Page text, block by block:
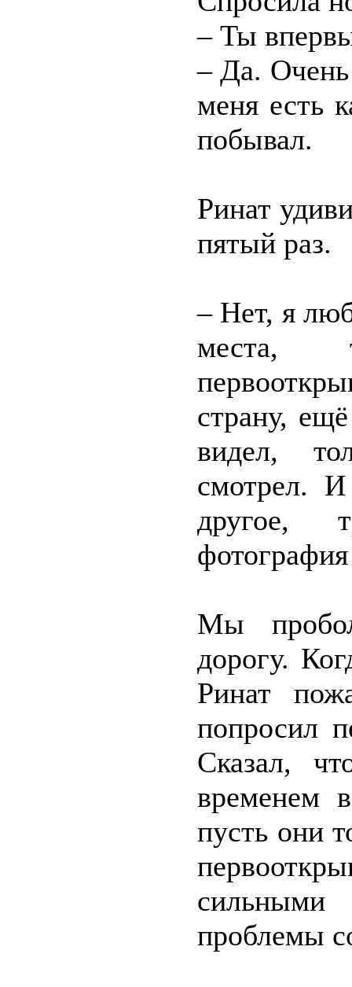
– Ты
– Да.
меня есть
побывал.
Ринат
пятый раз.
– Нет, я
места,
страну,
видел,
смотрел. И
другое,
Мы
дорогу.
Ринат
попросил
Сказал,
временем
пусть они
проблемы